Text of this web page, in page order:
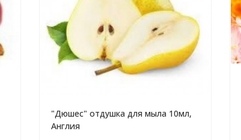
"Дюшес" отдушка для мыла 10мл,
Англия